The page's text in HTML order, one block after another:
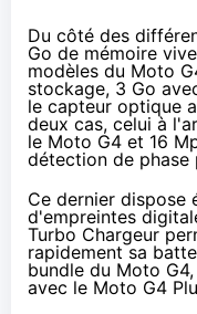
Du côté des
Go de mémoire
modèles du Moto
stockage, 3 Go
le capteur optique
deux cas, celui à
le Moto G4 et 16
détection de phase
Ce dernier dispose
d'empreintes
Turbo Chargeur
rapidement sa
bundle du Moto
avec le Moto G4